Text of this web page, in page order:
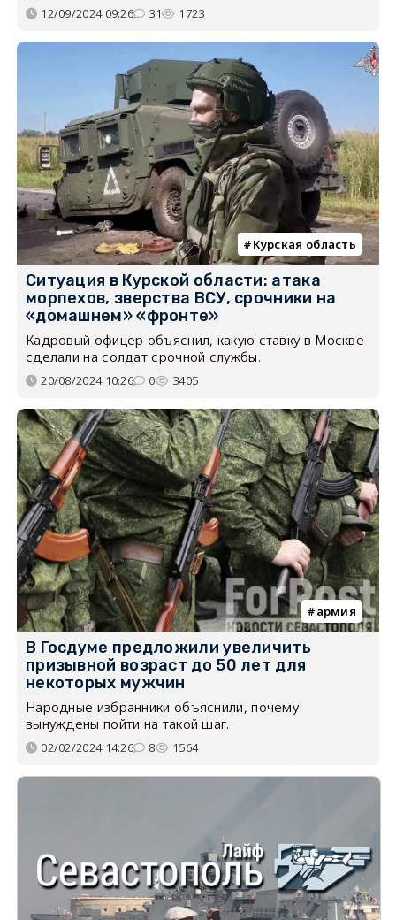
12/09/2024 09:26 31 1723
Курская область
Ситуация в Курской области: атака
морпехов, зверства ВСУ, срочники на
«домашнем» «фронте»
Кадровый офицер объяснил, какую ставку в Москве
сделали на солдат срочной службы.
20/08/2024 10:26 0 3405
армия
В Госдуме предложили увеличить
призывной возраст до 50 лет для
некоторых мужчин
Народные избранники объяснили, почему
вынуждены пойти на такой шаг.
02/02/2024 14:26 8 1564